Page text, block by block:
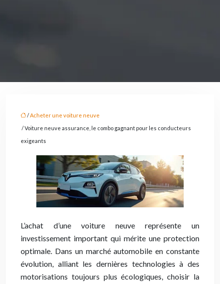
/Acheter une voiture neuve
/ Voiture neuve assurance, le combo gagnant pour les conducteurs
exigeants
L’achat d’une voiture neuve représente un
investissement important qui mérite une protection
optimale. Dans un marché automobile en constante
évolution, alliant les dernières technologies à des
motorisations toujours plus écologiques, choisir la